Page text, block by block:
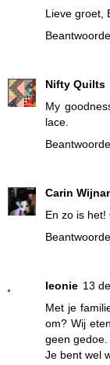
Lieve groet,
Nifty Quilts
My
lace.
Carin
En zo is het!
leonie 13
Met je
om? Wij
geen
Je bent wel